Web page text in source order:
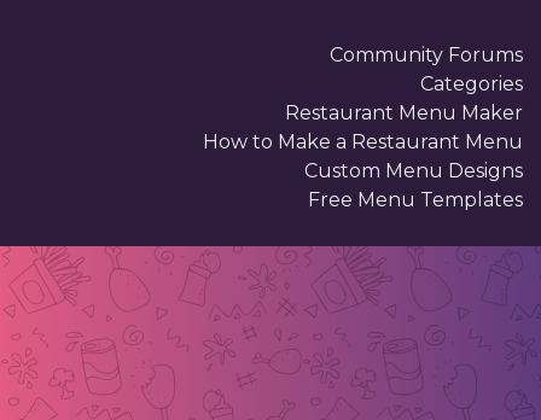
Community Forums
Categories
Restaurant Menu Maker
How to Make a Restaurant Menu
Custom Menu Designs
Free Menu Templates